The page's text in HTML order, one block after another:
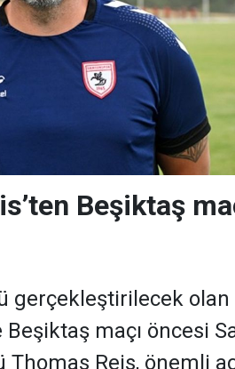
Beşiktaş
gerçekleştirilecek olan
maçı öncesi
Reis, önemli